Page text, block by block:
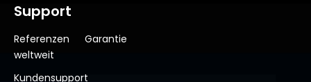
Support
Referenzen
weltweit
Garantie
Kundensupport